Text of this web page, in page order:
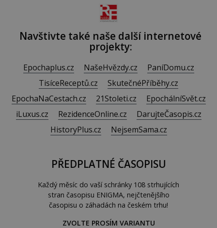
Navštivte také naše další internetové
projekty:
Epochaplus.cz NašeHvězdy.cz
PaníDomu.cz
TisíceReceptů.cz
SkutečnéPříběhy.cz
EpochaNaCestach.cz
21Stoleti.cz
EpochálníSvět.cz
iLuxus.cz
RezidenceOnline.cz
DarujteČasopis.cz
HistoryPlus.cz
NejsemSama.cz
PŘEDPLATNÉ ČASOPISU
Každý měsíc do vaší schránky 108 strhujících
stran časopisu ENIGMA, nejčtenějšího
časopisu o záhadách na českém trhu!
ZVOLTE PROSÍM VARIANTU